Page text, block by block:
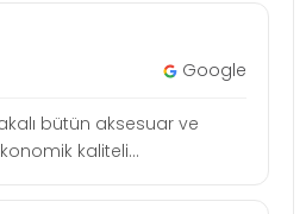
Google
bütün aksesuar ve
kaliteli...